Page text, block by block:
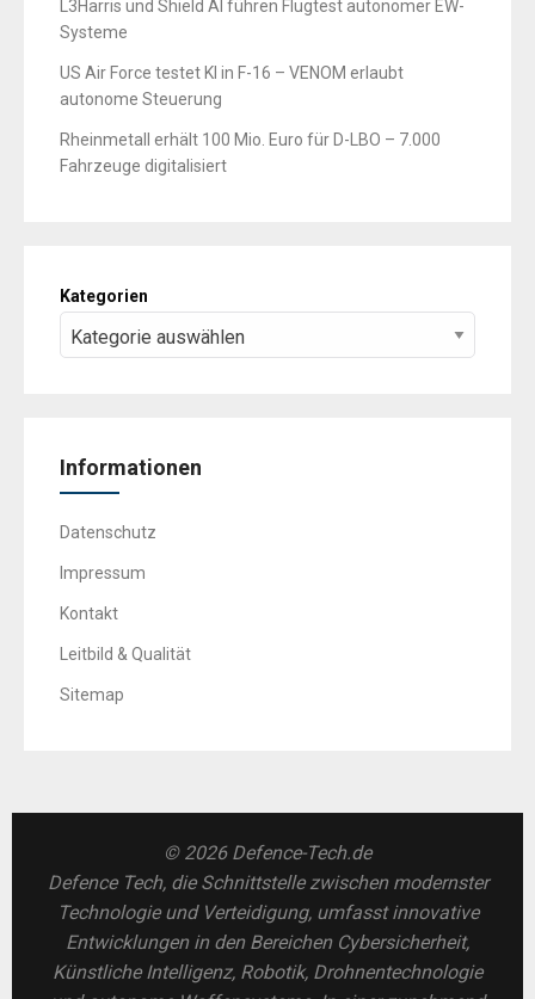
L3Harris und Shield AI führen Flugtest autonomer EW-
Systeme
US Air Force testet KI in F-16 – VENOM erlaubt
autonome Steuerung
Rheinmetall erhält 100 Mio. Euro für D-LBO – 7.000
Fahrzeuge digitalisiert
Kategorien
Informationen
Datenschutz
Impressum
Kontakt
Leitbild & Qualität
Sitemap
© 2026 Defence-Tech.de
Defence Tech, die Schnittstelle zwischen modernster
Technologie und Verteidigung, umfasst innovative
Entwicklungen in den Bereichen Cybersicherheit,
Künstliche Intelligenz, Robotik, Drohnentechnologie